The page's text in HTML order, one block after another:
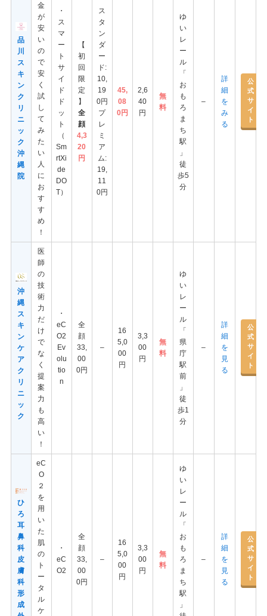
品
川
ス
キ
ン
ク
リ
ニ
ッ
ク
沖
縄
院
金
が
安
い
の
で
安
く
試
し
て
み
た
い
人
に
お
す
す
め
！
・
ス
マ
ー
ト
サ
イ
ド
ド
ッ
ト
（
Sm
rtXi
de
DO
T）
【
初
回
限
定
】
全
顔
4,3
20
円
ス
タ
ン
ダ
ー
ド:
10,
19
0円
プ
レ
ミ
ア
ム:
19,
11
0円
45,
08
0円
2,6
40
円
無
料
ゆ
い
レ
ー
ル
「
お
も
ろ
ま
ち
駅
」
徒
歩5
分
–
詳
細
を
み
る
公
式
サ
イ
ト
沖
縄
ス
キ
ン
ケ
ア
ク
リ
ニ
ッ
ク
医
師
の
技
術
力
だ
け
で
な
く
提
案
力
も
高
い
！
・
eC
O2
Ev
olu
tio
n
全
顔
33,
00
0円
–
16
5,0
00
円
3,3
00
円
無
料
ゆ
い
レ
ー
ル
「
県
庁
駅
前
」
徒
歩1
分
–
詳
細
を
見
る
公
式
サ
イ
ト
ひ
ろ
耳
鼻
科
皮
膚
科
形
成
eC
O
２
を
用
い
た
肌
の
ト
ー
タ
ル
ケ
・
eC
O2
全
顔
33,
00
0円
–
16
5,0
00
円
3,3
00
円
無
料
ゆ
い
レ
ー
ル
「
お
も
ろ
ま
ち
駅
」
–
詳
細
を
見
る
公
式
サ
イ
ト